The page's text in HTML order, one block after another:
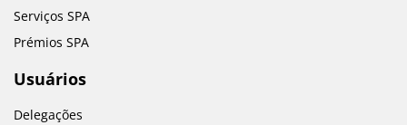
Serviços SPA
Prémios SPA
Usuários
Delegações